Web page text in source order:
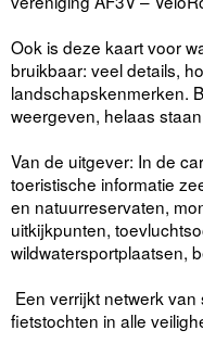
Ook is deze kaart voor
bruikbaar: veel details,
landschapskenmerken.
weergeven, helaas
Van de uitgever: In de
toeristische informatie
en natuurreservaten,
uitkijkpunten,
wildwatersportplaatsen,
Een verrijkt netwerk
fietstochten in alle